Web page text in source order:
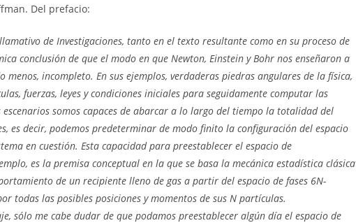
Del prefacio:
de Investigaciones, tanto en el texto resultante como en su proceso de
conclusión de que el modo en que Newton, Einstein y Bohr nos enseñaron a
menos, incompleto. En sus ejemplos, verdaderas piedras angulares de la física,
fuerzas, leyes y condiciones iniciales para seguidamente computar las
escenarios somos capaces de abarcar a lo largo del tiempo la totalidad del
es decir, podemos predeterminar de modo finito la configuración del espacio
en cuestión. Esta capacidad para preestablecer el espacio de
es la premisa conceptual en la que se basa la mecánica estadística clásica
de un recipiente lleno de gas a partir del espacio de fases 6N-
todas las posibles posiciones y momentos de sus N partículas.
sólo me cabe dudar de que podamos preestablecer algún día el espacio de